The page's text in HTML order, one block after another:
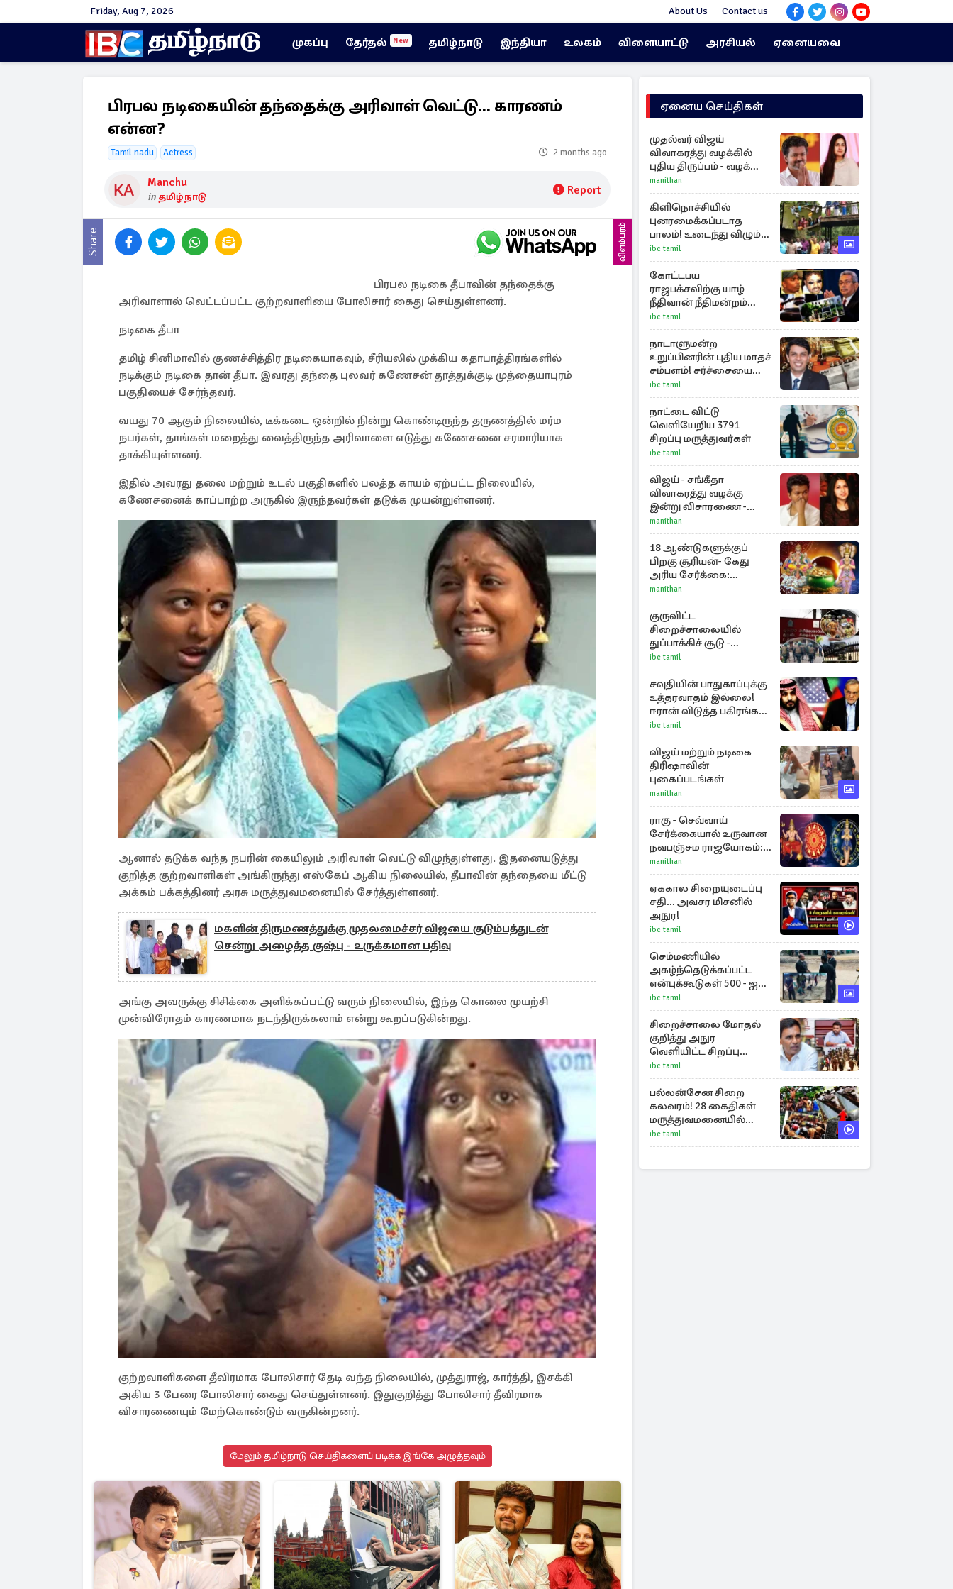
Friday, Aug 7, 2026 About Us Contact us
முகப்பு தேர்தல் New தமிழ்நாடு இந்தியா உலகம் விளையாட்டு அரசியல் ஏனையவை
பிரபல நடிகையின் தந்தைக்கு அரிவாள் வெட்டு... காரணம்
என்ன?
Tamil nadu Actress 2 months ago
Manchu
in தமிழ்நாடு Report
Share விளம்பரம்
பிரபல நடிகை தீபாவின் தந்தைக்கு
அரிவாளால் வெட்டப்பட்ட குற்றவாளியை போலிசார் கைது செய்துள்ளனர்.
நடிகை தீபா
தமிழ் சினிமாவில் குணச்சித்திர நடிகையாகவும், சீரியலில் முக்கிய கதாபாத்திரங்களில்
நடிக்கும் நடிகை தான் தீபா. இவரது தந்தை புலவர் கணேசன் தூத்துக்குடி முத்தையாபுரம்
பகுதியைச் சேர்ந்தவர்.
வயது 70 ஆகும் நிலையில், டீக்கடை ஒன்றில் நின்று கொண்டிருந்த தருணத்தில் மர்ம
நபர்கள், தாங்கள் மறைத்து வைத்திருந்த அரிவாளை எடுத்து கணேசனை சரமாரியாக
தாக்கியுள்ளனர்.
இதில் அவரது தலை மற்றும் உடல் பகுதிகளில் பலத்த காயம் ஏற்பட்ட நிலையில்,
கணேசனைக் காப்பாற்ற அருகில் இருந்தவர்கள் தடுக்க முயன்றுள்ளனர்.
ஆனால் தடுக்க வந்த நபரின் கையிலும் அரிவாள் வெட்டு விழுந்துள்ளது. இதனையடுத்து
குறித்த குற்றவாளிகள் அங்கிருந்து எஸ்கேப் ஆகிய நிலையில், தீபாவின் தந்தையை மீட்டு
அக்கம் பக்கத்தினர் அரசு மருத்துவமனையில் சேர்த்துள்ளனர்.
மகளின் திருமணத்துக்கு முதலமைச்சர் விஜயை குடும்பத்துடன்
சென்று அழைத்த குஷ்பு - உருக்கமான பதிவு
அங்கு அவருக்கு சிசிக்கை அளிக்கப்பட்டு வரும் நிலையில், இந்த கொலை முயற்சி
முன்விரோதம் காரணமாக நடந்திருக்கலாம் என்று கூறப்படுகின்றது.
குற்றவாளிகளை தீவிரமாக போலிசார் தேடி வந்த நிலையில், முத்துராஜ், கார்த்தி, இசக்கி
அகிய 3 பேரை போலிசார் கைது செய்துள்ளனர். இதுகுறித்து போலிசார் தீவிரமாக
விசாரணையும் மேற்கொண்டும் வருகின்றனர்.
மேலும் தமிழ்நாடு செய்திகளைப் படிக்க இங்கே அழுத்தவும்
ஏனைய செய்திகள்
முதல்வர் விஜய்
விவாகரத்து வழக்கில்
புதிய திருப்பம் - வழக்கை
வாபஸ் பெற்ற சங்கீதா!
manithan
கிளிநொச்சியில்
புனரமைக்கப்படாத
பாலம்! உடைந்து விழும்
நிலையில் மக்கள்
போராட்டம்
ibc tamil
கோட்டபய
ராஜபக்சவிற்கு யாழ்
நீதிவான் நீதிமன்றம்
பிறப்பித்த விசேட
உத்தரவு!
ibc tamil
நாடாளுமன்ற
உறுப்பினரின் புதிய மாதச்
சம்பளம்! சர்ச்சையை
கிளப்பிய அர்ச்சுனாவின்
அறிக்கை
ibc tamil
நாட்டை விட்டு
வெளியேறிய 3791
சிறப்பு மருத்துவர்கள்
ibc tamil
விஜய் - சங்கீதா
விவாகரத்து வழக்கு
இன்று விசாரணை -
காணொளி மூலம்
ஆஜராக வாய்ப்பு
manithan
18 ஆண்டுகளுக்குப்
பிறகு சூரியன்- கேது
அரிய சேர்க்கை:
அதிர்ஷ்டம் பெறும் 3
ராசிகள்!
manithan
குருவிட்ட
சிறைச்சாலையில்
துப்பாக்கிச் சூடு -
நீதியமைச்சரின்
அறிவிப்பு
ibc tamil
சவுதியின் பாதுகாப்புக்கு
உத்தரவாதம் இல்லை!
ஈரான் விடுத்த பகிரங்க
எச்சரிக்கை
ibc tamil
விஜய் மற்றும் நடிகை
திரிஷாவின்
புகைப்படங்கள்
manithan
ராகு - செவ்வாய்
சேர்க்கையால் உருவான
நவபஞ்சம ராஜயோகம்:
அதிர்ஷ்டம் பெறும் 3
ராசிகள்!
manithan
ஏககால சிறையுடைப்பு
சதி... அவசர மிசனில்
அநுர!
ibc tamil
செம்மணியில்
அகழ்ந்தெடுக்கப்பட்ட
என்புக்கூடுகள் 500 - ஐ
தாண்டியது
ibc tamil
சிறைச்சாலை மோதல்
குறித்து அநுர
வெளியிட்ட சிறப்பு
அறிக்கை
ibc tamil
பல்லன்சேன சிறை
கலவரம்! 28 கைதிகள்
மருத்துவமனையில்
அனுமதி
ibc tamil